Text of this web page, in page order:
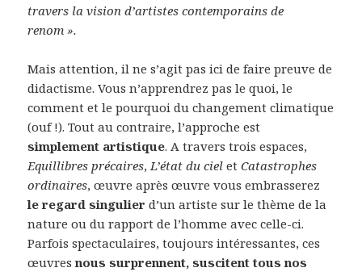
travers la vision d’artistes contemporains de
renom ».
Mais attention, il ne s’agit pas ici de faire preuve de
didactisme. Vous n’apprendrez pas le quoi, le
comment et le pourquoi du changement climatique
(ouf !). Tout au contraire, l’approche est
simplement artistique. A travers trois espaces,
Equillibres précaires, L’état du ciel etCatastrophes
ordinaires, œuvre après œuvre vous embrasserez
le regard singulier d’un artiste sur le thème de la
nature ou du rapport de l’homme avec celle-ci.
Parfois spectaculaires, toujours intéressantes, ces
œuvresnous surprennent, suscitent tous nos